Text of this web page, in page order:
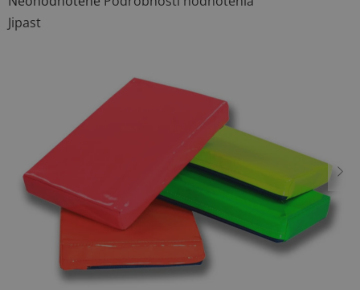
hodnotenie
hviezdičiek.
Jipast